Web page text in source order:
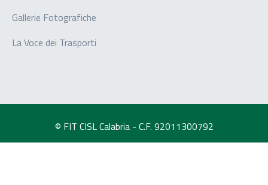
Gallerie Fotografiche
La Voce dei Trasporti
© FIT CISL Calabria - C.F. 92011300792